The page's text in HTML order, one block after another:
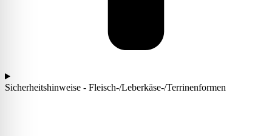
Sicherheitshinweise - Fleisch-/Leberkäse-/Terrinenformen